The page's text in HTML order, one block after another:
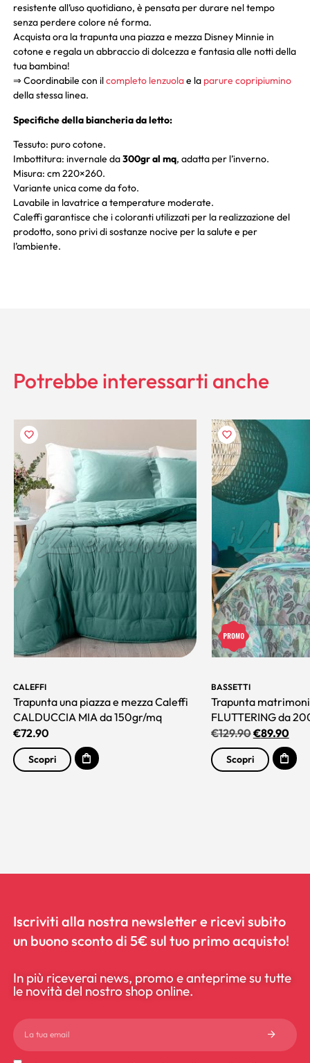
resistente all’uso quotidiano, è pensata per durare nel tempo
senza perdere colore né forma.
Acquista ora la trapunta una piazza e mezza Disney Minnie in
cotone e regala un abbraccio di dolcezza e fantasia alle notti della
tua bambina!
⇒ Coordinabile con ilcompleto lenzuolae la parure copripiumino
della stessa linea.
Specifiche della biancheria da letto:
Tessuto: puro cotone.
Imbottitura: invernale da300gr al mq, adatta per l’inverno.
Misura: cm 220×260.
Variante unica come da foto.
Lavabile in lavatrice a temperature moderate.
Caleffi garantisce che i coloranti utilizzati per la realizzazione del
prodotto, sono privi di sostanze nocive per la salute e per
l’ambiente.
Potrebbe interessarti anche
CALEFFI
Trapunta una piazza e mezza Caleffi
CALDUCCIA MIA da 150gr/mq
€72.90
Scopri
BASSETTI
Trapunta
FLUTTERING da
€129.90€89.90
Scopri
Iscriviti alla nostra newsletter e ricevi subito
un buono sconto di 5€ sul tuo primo acquisto!
In più riceverai news, promo e anteprime su tutte
le novità del nostro shop online.